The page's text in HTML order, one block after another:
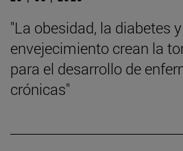
"La obesidad, la diabetes
envejecimiento crean la
para el desarrollo de
crónicas"